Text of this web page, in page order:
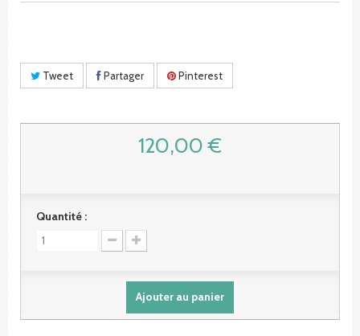
Tweet Partager Pinterest
120,00 €
Quantité :
Ajouter au panier